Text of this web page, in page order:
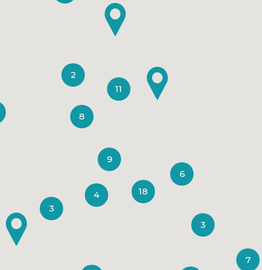
2
11
8
18
6
3
4
9
7
3